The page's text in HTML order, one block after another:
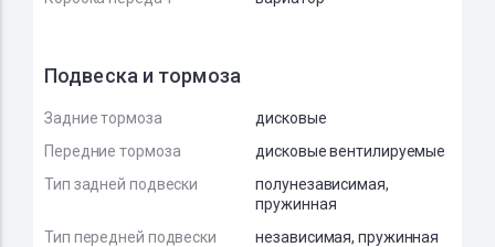
Подвеска и тормоза
Задние тормоза
дисковые
Передние тормоза
дисковые вентилируемые
Тип задней подвески
полунезависимая,
пружинная
Тип передней подвески
независимая, пружинная